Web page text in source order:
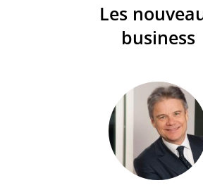
Les
business